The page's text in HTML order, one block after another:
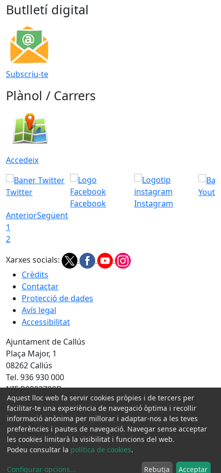
Butlletí digital
Subscriu-te
Plànol / Carrers
Accedeix
Twitter
Facebook
Instagram
AnteriorSegüent
1
2
Xarxes socials:
Crèdits
Contactar
Protecció de dades
Avís legal
Accessibilitat
Ajuntament de Callús
Plaça Major, 1
08262 Callús
Tel. 936 930 000
NIF P0803700D
Amb la col·laboració de:
Aquest lloc web fa servir cookies pròpies i de tercers per
facilitar-te una experiència de navegació òptima i recollir
informació anònima per millorar i adaptar-nos a les teves
preferències i pautes de navegació. Navegar sense acceptar
les cookies limitarà la visibilitat i funcions del web.
Podeu consultar la política de cookies.
Configurar opcions... Rebutja Acceptar